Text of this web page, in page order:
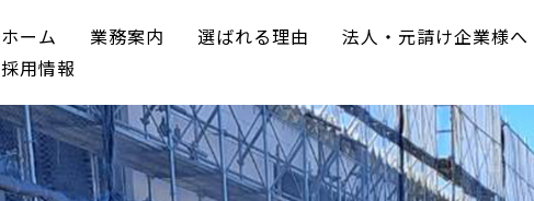
ホーム 業務案内 選ばれる理由 法人・元請け企業様へ
採用情報